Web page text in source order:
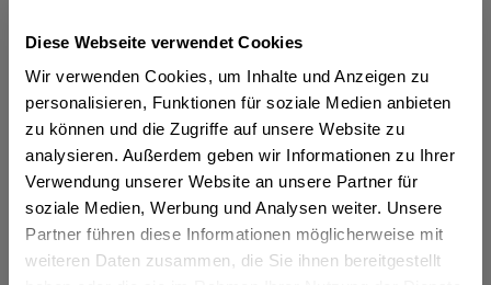
Diese Webseite verwendet Cookies
Wir verwenden Cookies, um Inhalte und Anzeigen zu
personalisieren, Funktionen für soziale Medien anbieten
zu können und die Zugriffe auf unsere Website zu
analysieren. Außerdem geben wir Informationen zu Ihrer
Verwendung unserer Website an unsere Partner für
soziale Medien, Werbung und Analysen weiter. Unsere
Partner führen diese Informationen möglicherweise mit
weiteren Daten zusammen, die Sie ihnen bereitgestellt
Vorrätig
MEHRWEG
+2,40 € Pfand
In den Warenkorb
Artikel-Nr.:
32373
Verfügbar in: